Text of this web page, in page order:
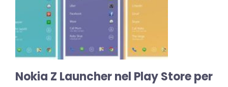
Nokia Z Launcher nel Play Store per